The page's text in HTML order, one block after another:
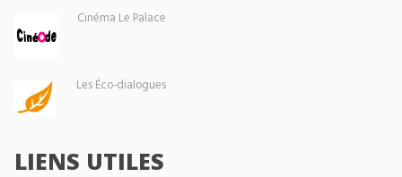
Cinéma Le Palace
Les Éco-dialogues
LIENS UTILES